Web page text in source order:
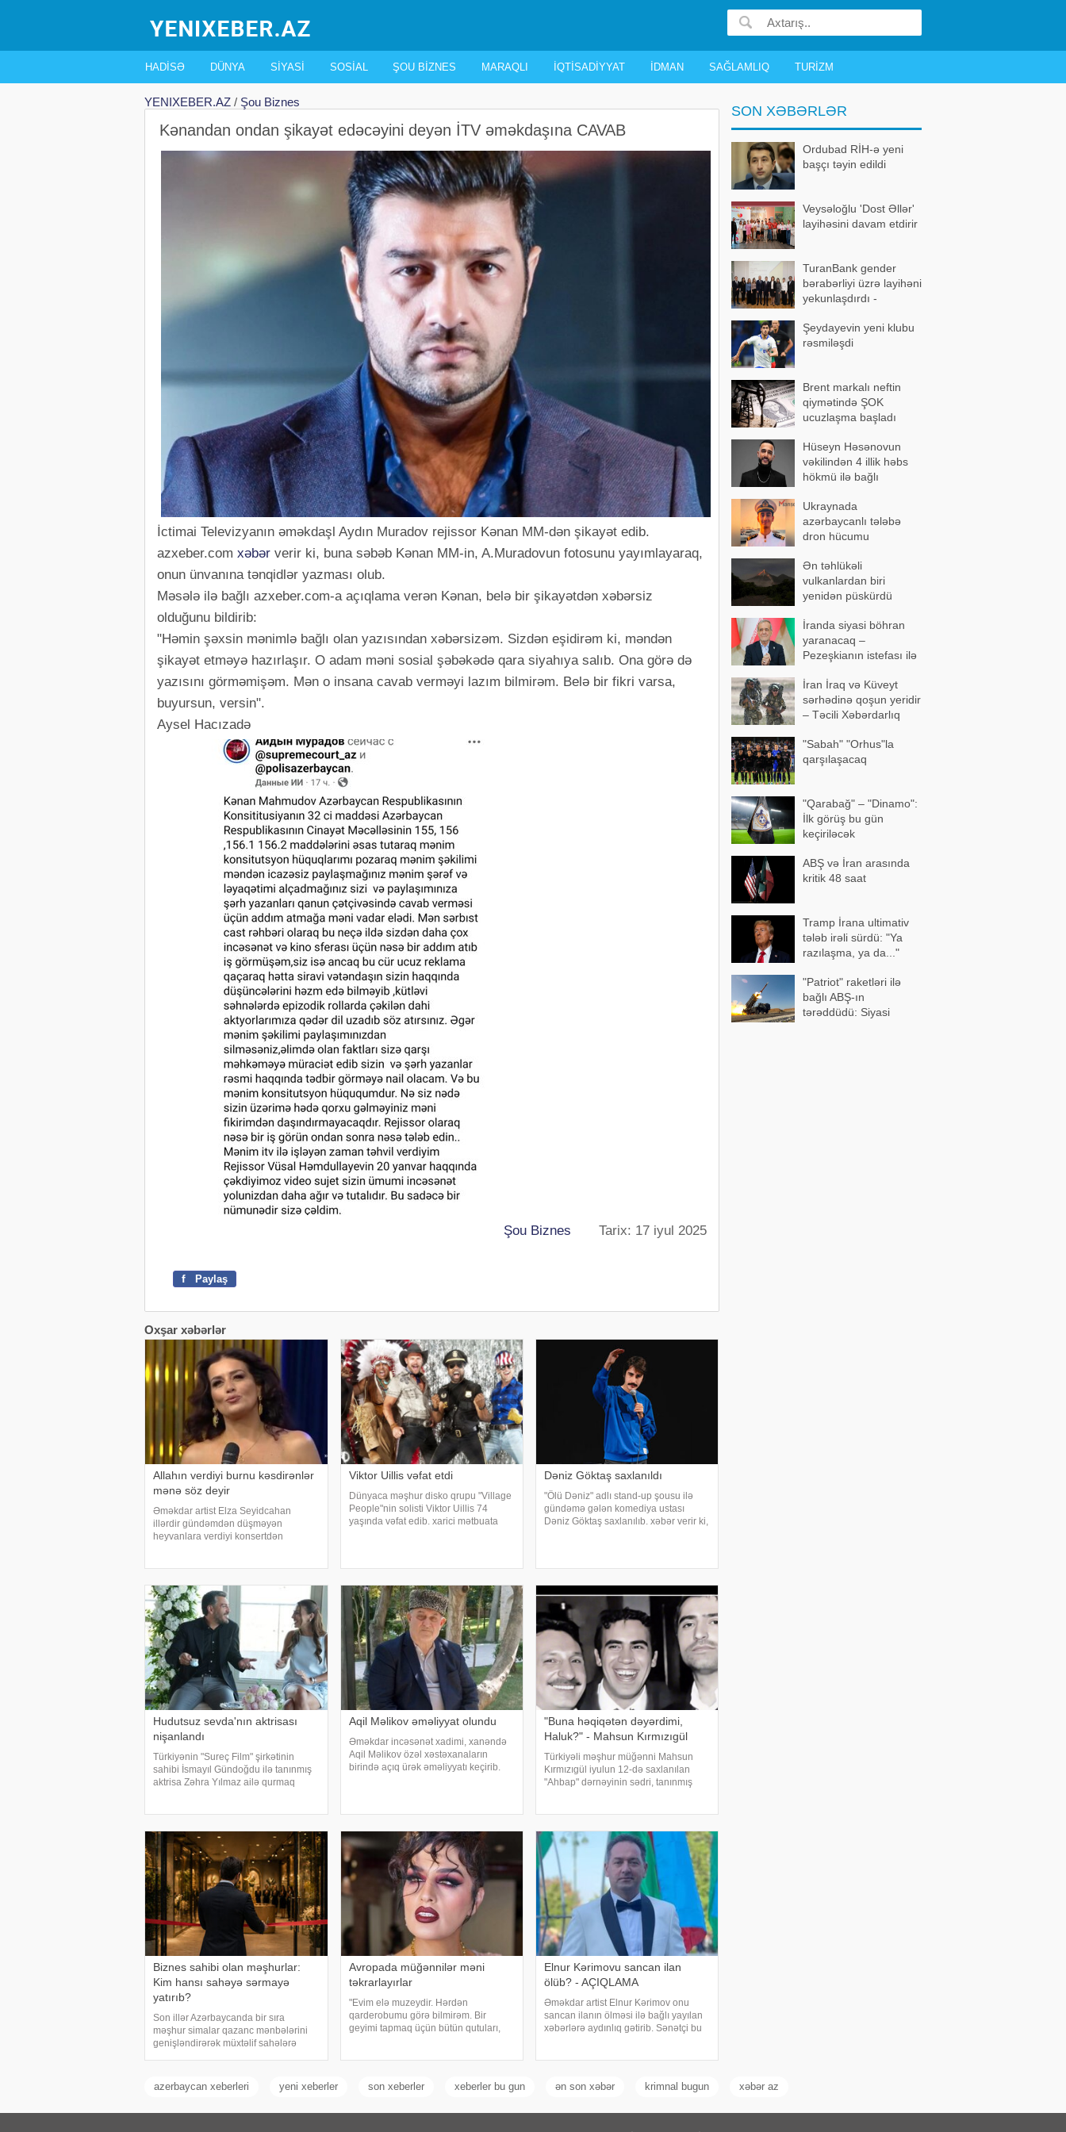
HADISƏ DÜNYA SIYASI SOSIAL ŞOU BIZNES MARAQLI İQTISADIYYAT İDMAN SAĞLAMLIQ TURIZM
YENIXEBER.AZ / Şou Biznes
Kənandan ondan şikayət edəcəyini deyən İTV əməkdaşına CAVAB
İctimai Televizyanın əməkdaşl Aydın Muradov rejissor Kənan MM-dən şikayət edib.
azxeber.com xəbər verir ki, buna səbəb Kənan MM-in, A.Muradovun fotosunu yayımlayaraq,
onun ünvanına tənqidlər yazması olub.
Məsələ ilə bağlı azxeber.com-a açıqlama verən Kənan, belə bir şikayətdən xəbərsiz
olduğunu bildirib:
"Həmin şəxsin mənimlə bağlı olan yazısından xəbərsizəm. Sizdən eşidirəm ki, məndən
şikayət etməyə hazırlaşır. O adam məni sosial şəbəkədə qara siyahıya salıb. Ona görə də
yazısını görməmişəm. Mən o insana cavab verməyi lazım bilmirəm. Belə bir fikri varsa,
buyursun, versin".
Aysel Hacızadə
Şou Biznes Tarix: 17 iyul 2025
f Paylaş
Oxşar xəbərlər
Allahın verdiyi burnu kəsdirənlər
mənə söz deyir
Əməkdar artist Elza Seyidcahan
illərdir gündəmdən düşməyən
heyvanlara verdiyi konsertdən
E.Seyidcahan bildirib ki, həmin
layihəd
Viktor Uillis vəfat etdi
Dünyaca məşhur disko qrupu "Village
People"nin solisti Viktor Uillis 74
yaşında vəfat edib. xarici mətbuata
Dəniz Göktaş saxlanıldı
"Ölü Dəniz" adlı stand-up şousu ilə
gündəmə gələn komediya ustası
Dəniz Göktaş saxlanılıb. xəbər verir ki,
paspor
Hudutsuz sevda'nın aktrisası
nişanlandı
Türkiyənin "Sureç Film" şirkətinin
sahibi İsmayıl Gündoğdu ilə tanınmış
aktrisa Zəhra Yılmaz ailə qurmaq
tanınmış simala
Aqil Məlikov əməliyyat olundu
Əməkdar incəsənət xadimi, xanəndə
Aqil Məlikov özəl xəstəxanaların
birində açıq ürək əməliyyatı keçirib.
atasını
"Buna həqiqətən dəyərdimi,
Haluk?" - Mahsun Kırmızıgül
Türkiyəli məşhur müğənni Mahsun
Kırmızıgül iyulun 12-də saxlanılan
"Ahbap" dərnəyinin sədri, tanınmış
yaxı
Biznes sahibi olan məşhurlar:
Kim hansı sahəyə sərmayə
yatırıb?
Son illər Azərbaycanda bir sıra
məşhur simalar qazanc mənbələrini
genişləndirərək müxtəlif sahələrə
sektorunda fəaliyyət göstərən, öz
adları il
Avropada müğənnilər məni
təkrarlayırlar
"Evim elə muzeydir. Hərdən
qarderobumu görə bilmirəm. Bir
geyimi tapmaq üçün bütün qutuları,
Elnur Kərimovu sancan ilan
ölüb? - AÇIQLAMA
Əməkdar artist Elnur Kərimov onu
sancan ilanın ölməsi ilə bağlı yayılan
xəbərlərə aydınlıq gətirib. Sənətçi bu
SON XƏBƏRLƏR
Ordubad RİH-ə yeni
başçı təyin edildi
Veysəloğlu 'Dost Əllər'
layihəsini davam etdirir
TuranBank gender
bərabərliyi üzrə layihəni
yekunlaşdırdı -
Şeydayevin yeni klubu
rəsmiləşdi
Brent markalı neftin
qiymətində ŞOK
ucuzlaşma başladı
Hüseyn Həsənovun
vəkilindən 4 illik həbs
hökmü ilə bağlı
Ukraynada
azərbaycanlı tələbə
dron hücumu
Vəziyyəti ağırdırƏn təhlükəli
vulkanlardan biri
yenidən püskürdü
İranda siyasi böhran
yaranacaq –
Pezeşkianın istefası ilə
İran İraq və Küveyt
sərhədinə qoşun yeridir
– Təcili Xəbərdarlıq
"Sabah" "Orhus"la
qarşılaşacaq
"Qarabağ" – "Dinamo":
İlk görüş bu gün
keçiriləcək
ABŞ və İran arasında
kritik 48 saat
Tramp İrana ultimativ
tələb irəli sürdü: "Ya
razılaşma, ya da..."
"Patriot" raketləri ilə
bağlı ABŞ-ın
tərəddüdü: Siyasi
azerbaycan xeberleri yeni xeberler son xeberler xeberler bu gun ən son xəbər krimnal bugun xəbər az